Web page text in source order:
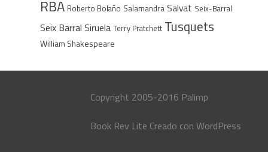
RBA Roberto Bolaño Salamandra Salvat Seix-Barral
Seix Barral Siruela Terry Pratchett Tusquets
William Shakespeare
Copyright 2005-2016 Palimp
Book Rev Lite Creado conWordPress